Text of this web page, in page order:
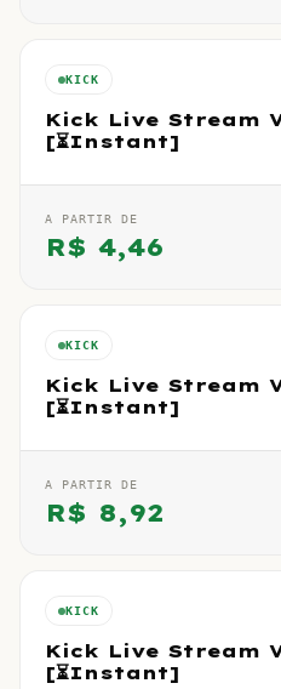
KICK
Kick Live Stream
[⏳Instant]
A PARTIR DE
R$ 4,46
KICK
Kick Live Stream
[⏳Instant]
A PARTIR DE
R$ 8,92
KICK
Kick Live Stream
[⏳Instant]